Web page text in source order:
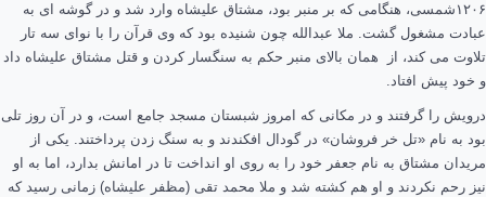
۱۲۰۶شمسی، هنگامی که بر منبر بود، مشتاق علیشاه وارد شد و در گوشه ای به
عبادت مشغول گشت. ملا عبدالله چون شنیده بود که وی قرآن را با نوای سه تار
تلاوت می کند، از همان بالای منبر حکم به سنگسار کردن و قتل مشتاق علیشاه داد
و خود پیش افتاد.
درویش را گرفتند و در مکانی که امروز شبستان مسجد جامع است، و در آن روز تلی
بود به نام «تل خر فروشان» در گودال افکندند و به سنگ زدن پرداختند. یکی از
مریدان مشتاق به نام جعفر خود را به روی او انداخت تا در امانش بدارد، اما به او
نیز رحم نکردند و او هم کشته شد و ملا محمد تقی (مظفر علیشاه) زمانی رسید که